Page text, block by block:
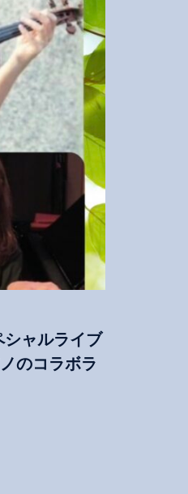
シャルライブ
のコラボラ